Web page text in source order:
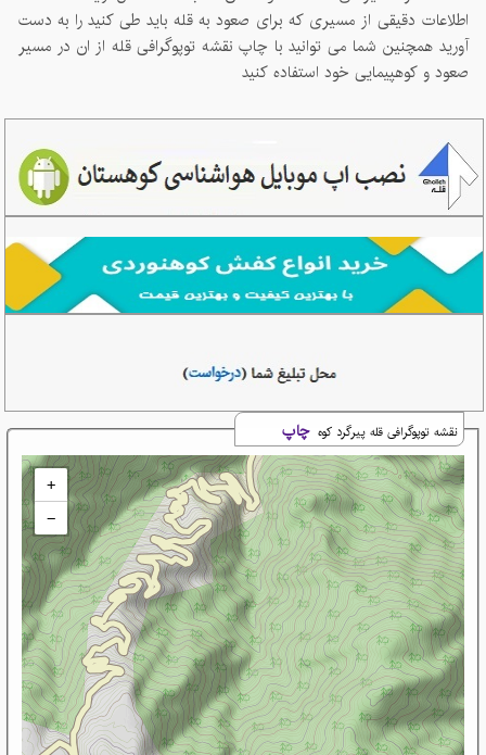
اطلاعات دقیقی از مسیری که برای صعود به قله باید طی کنید را به دست
آورید همچنین شما می توانید با چاپ نقشه توپوگرافی قله از ان در مسیر
صعود و کوهپیمایی خود استفاده کنید
نقشه توپوگرافی قله پیرگرد کوه چاپ
+
−